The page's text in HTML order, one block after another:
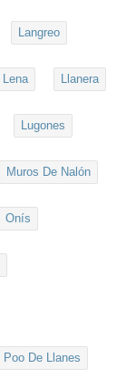
Langreo
Lena Llanera
Lugones
Muros De Nalón
Onís
Poo De Llanes